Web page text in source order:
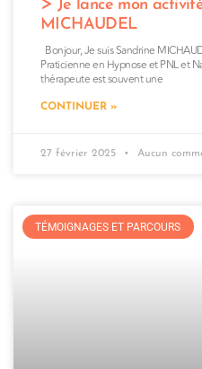
Je lance mon
MICHAUDEL
Bonjour, Je suis Sandrine
Praticienne en Hypnose et PNL et
thérapeute est souvent une
CONTINUER »
27 février 2025 Aucun
TÉMOIGNAGES ET PARCOURS